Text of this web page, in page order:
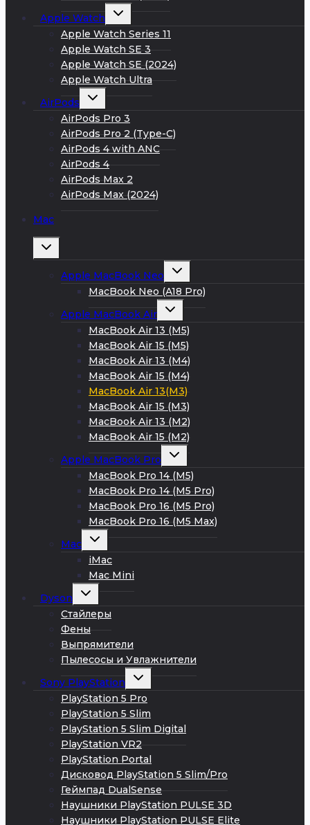
Apple Watch
Развернуть
дочернее
меню
Apple Watch Series 11
Apple Watch SE 3
Apple Watch SE (2024)
Apple Watch Ultra
AirPods
Развернуть
дочернее
меню
AirPods Pro 3
AirPods Pro 2 (Type-C)
AirPods 4 with ANC
AirPods 4
AirPods Max 2
AirPods Max (2024)
Mac
Развернуть
дочернее
Apple MacBook Neo
Развернуть
дочернее
меню
MacBook Neo (A18 Pro)
Apple MacBook Air
Развернуть
дочернее
меню
MacBook Air 13 (M5)
MacBook Air 15 (M5)
MacBook Air 13 (M4)
MacBook Air 15 (M4)
MacBook Air 13(M3)
MacBook Air 15 (M3)
MacBook Air 13 (M2)
MacBook Air 15 (M2)
Apple MacBook Pro
Развернуть
дочернее
меню
MacBook Pro 14 (M5)
MacBook Pro 14 (M5 Pro)
MacBook Pro 16 (M5 Pro)
MacBook Pro 16 (M5 Max)
Mac
Развернуть
дочернее
меню
iMac
Mac Mini
Dyson
Развернуть
дочернее
меню
Стайлеры
Фены
Выпрямители
Пылесосы и Увлажнители
Sony PlayStation
Развернуть
дочернее
меню
PlayStation 5 Pro
PlayStation 5 Slim
PlayStation 5 Slim Digital
PlayStation VR2
PlayStation Portal
Дисковод PlayStation 5 Slim/Pro
Геймпад DualSense
Наушники PlayStation PULSE 3D
Наушники PlayStation PULSE Elite